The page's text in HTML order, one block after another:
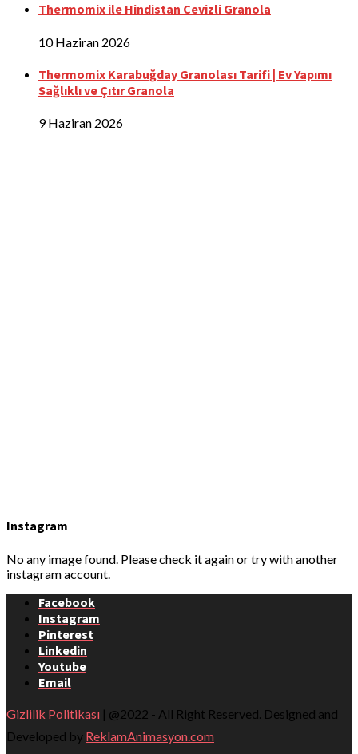
Thermomix ile Hindistan Cevizli Granola
10 Haziran 2026
Thermomix Karabuğday Granolası Tarifi | Ev Yapımı
Sağlıklı ve Çıtır Granola
9 Haziran 2026
Instagram
No any image found. Please check it again or try with another
instagram account.
Facebook
Instagram
Pinterest
Linkedin
Youtube
Email
Gizlilik Politikası | @2022 - All Right Reserved. Designed and
Developed by ReklamAnimasyon.com